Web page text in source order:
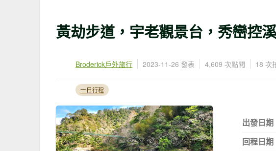
黃劫步道，宇老觀景台，秀巒控
Broderick戶外旅行 2023-11-26 發表 4,609 次點閱 18 次
一日行程
出發日期
回程日期